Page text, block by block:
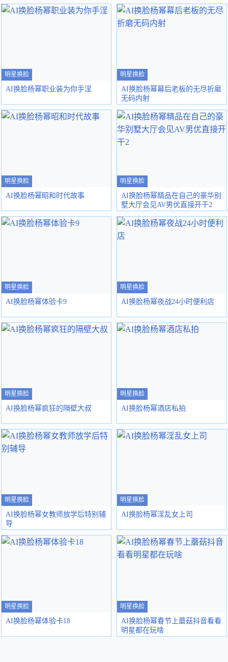
明星换脸
AI换脸杨幂职业装为你手淫
明星换脸
AI换脸杨幂幕后老板的无尽折磨
无码内射
明星换脸
AI换脸杨幂昭和时代故事
明星换脸
AI换脸杨幂精品在自己的豪华别
墅大厅会见AV男优直接开干2
明星换脸
AI换脸杨幂体验卡9
明星换脸
AI换脸杨幂夜战24小时便利店
明星换脸
AI换脸杨幂疯狂的隔壁大叔
明星换脸
AI换脸杨幂酒店私拍
明星换脸
AI换脸杨幂女教师放学后特别辅
导
明星换脸
AI换脸杨幂淫乱女上司
明星换脸
AI换脸杨幂体验卡18
明星换脸
AI换脸杨幂春节上蘑菇抖音看看
明星都在玩啥